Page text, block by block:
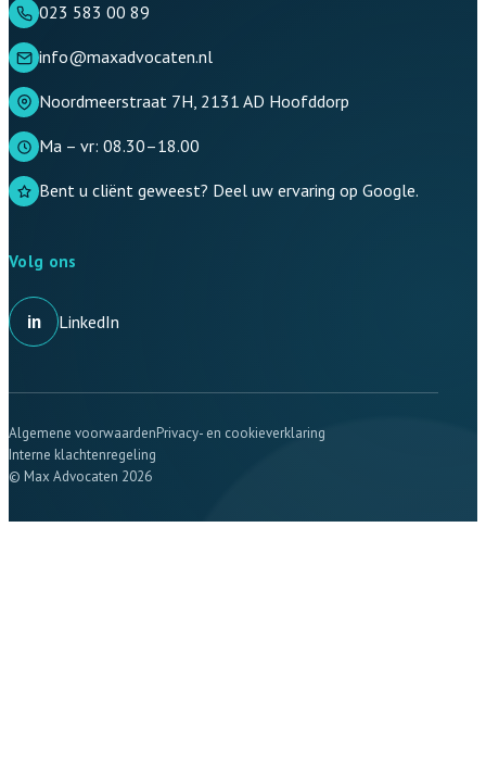
023 583 00 89
info@maxadvocaten.nl
Noordmeerstraat 7H, 2131 AD Hoofddorp
Ma – vr: 08.30–18.00
Bent u cliënt geweest? Deel uw ervaring op Google.
Volg ons
in LinkedIn
Algemene voorwaardenPrivacy- en cookieverklaring
Interne klachtenregeling
© Max Advocaten 2026